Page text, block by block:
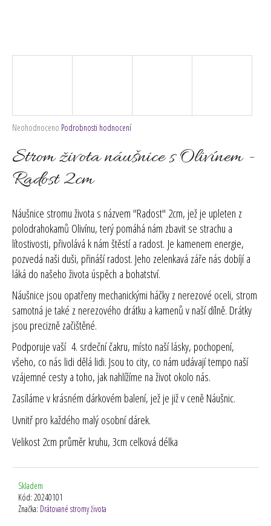
Průměrné
produktu
je
0,0
hvězdiček.
Neohodnoceno Podrobnosti hodnocení
Strom života náušnice s Olivínem -
Radost 2cm
Náušnice stromu života s názvem "Radost" 2cm, jež je upleten z
polodrahokamů Olivínu, terý pomáhá nám zbavit se strachu a
lítostivosti, přivolává k nám štěstí a radost. Je kamenem energie,
pozvedá naši duši, přináší radost. Jeho zelenkavá záře nás dobíjí a
láká do našeho života úspěch a bohatství.
Náušnice jsou opatřeny mechanickými háčky z nerezové oceli, strom
samotná je také z nerezového drátku a kamenů v naší dílně. Drátky
jsou precizně začištěné.
Podporuje vaší 4. srdeční čakru, místo naší lásky, pochopení,
všeho, co nás lidi dělá lidi. Jsou to city, co nám udávají tempo naší
vzájemné cesty a toho, jak nahlížíme na život okolo nás.
Zasíláme v krásném dárkovém balení, jež je již v ceně Náušnic.
Uvnitř pro každého malý osobní dárek.
Velikost 2cm průměr kruhu, 3cm celková délka
Skladem
Kód: 20240101
Značka: Drátované stromy života
m